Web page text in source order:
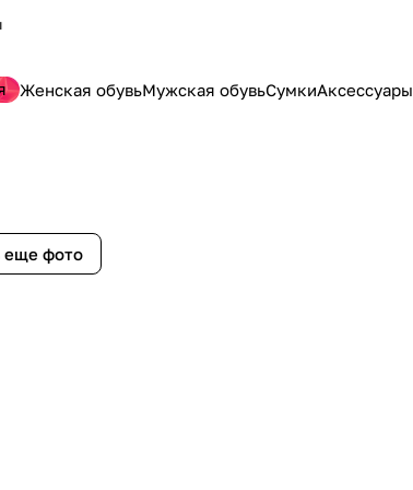
Женская обувьМужская обувьСумкиАксессуары
еще фото